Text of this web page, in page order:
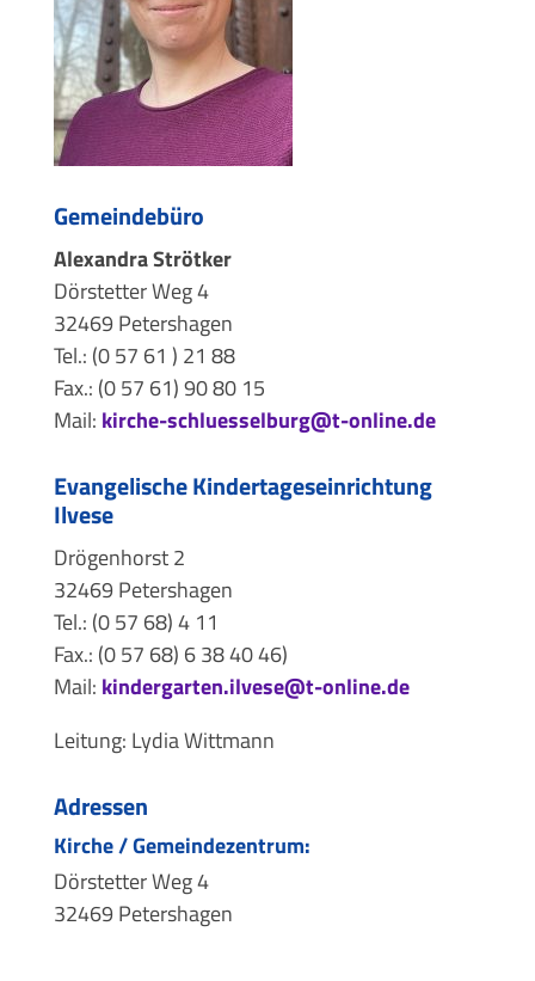
Gemeindebüro
Alexandra Strötker
Dörstetter Weg 4
32469 Petershagen
Tel.: (0 57 61 ) 21 88
Fax.: (0 57 61) 90 80 15
Mail: kirche-schluesselburg@t-online.de
Evangelische Kindertageseinrichtung
Ilvese
Drögenhorst 2
32469 Petershagen
Tel.: (0 57 68) 4 11
Fax.: (0 57 68) 6 38 40 46)
Mail: kindergarten.ilvese@t-online.de
Leitung: Lydia Wittmann
Adressen
Kirche / Gemeindezentrum:
Dörstetter Weg 4
32469 Petershagen